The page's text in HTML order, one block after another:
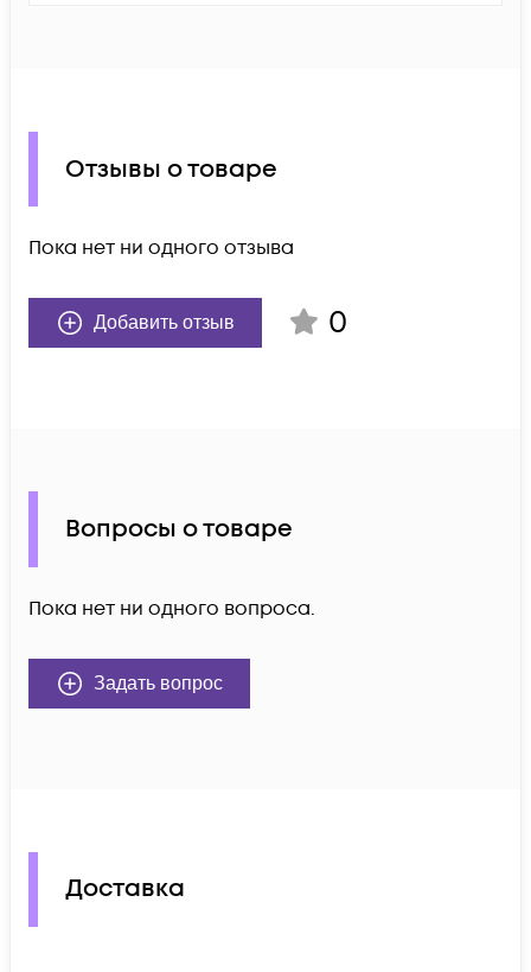
Отзывы о товаре
Пока нет ни одного отзыва
Добавить отзыв 0
Вопросы о товаре
Пока нет ни одного вопроса.
Задать вопрос
Доставка